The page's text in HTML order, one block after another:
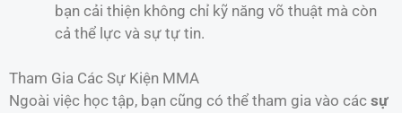
bạn cải thiện không chỉ kỹ năng võ thuật mà còn
cả thể lực và sự tự tin.
Tham Gia Các Sự Kiện MMA
Ngoài việc học tập, bạn cũng có thể tham gia vào các sự